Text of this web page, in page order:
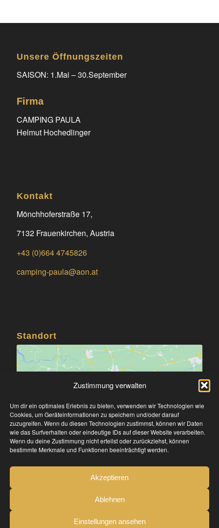
Zustimmung verwalten
Um dir ein optimales Erlebnis zu bieten, verwenden wir Technologien wie
Cookies, um Geräteinformationen zu speichern und/oder darauf
zuzugreifen. Wenn du diesen Technologien zustimmst, können wir Daten
wie das Surfverhalten oder eindeutige IDs auf dieser Website verarbeiten.
Wenn du deine Zustimmung nicht erteilst oder zurückziehst, können
bestimmte Merkmale und Funktionen beeinträchtigt werden.
Akzeptieren
Ablehnen
Einstellungen ansehen
Unsere Öffnungszeiten
SAISON: 1.Mai – 30.September
Firma
CAMPING PAULA
Helmut Hochedlinger
Kontakt
Mönchhoferstraße 17,
7132 Frauenkirchen, Austria
+43 (0)664 4745826
camping-paula@aon.at
Standort
Klicke hier, um Marketing-Cookies zu
akzeptieren und diesen Inhalt zu aktivieren